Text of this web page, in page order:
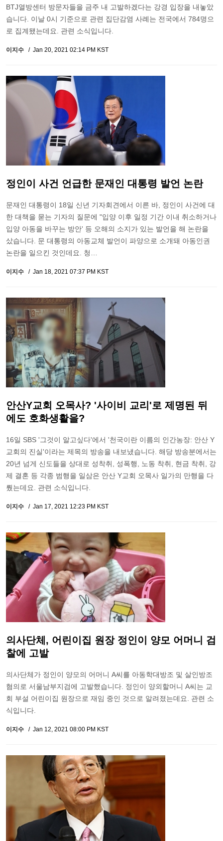
BTJ열방센터 방문자들을 금주 내 고발하겠다는 강경 입장을 내놓았
습니다. 이날 0시 기준으로 관련 집단감염 사례는 전국에서 784명으
로 집계됐는데요. 관련 소식입니다.
이지수 Jan 20, 2021 02:14 PM KST
정인이 사건 언급한 문재인 대통령 발언 논란
문재인 대통령이 18일 신년 기자회견에서 이른 바, 정인이 사건에 대
한 대책을 묻는 기자의 질문에 "입양 이후 일정 기간 이내 취소하거나
입양 아동을 바꾸는 방안' 등 오해의 소지가 있는 발언을 해 논란을
샀습니다. 문 대통령의 아동교체 발언이 파양으로 소개돼 아동인권
논란을 일으킨 것인데요. 청…
이지수 Jan 18, 2021 07:37 PM KST
안산Y교회 오목사? '사이비 교리'로 제명된 뒤
에도 호화생활을?
16일 SBS '그것이 알고싶다'에서 '천국이란 이름의 인간농장: 안산 Y
교회의 진실'이라는 제목의 방송을 내보냈습니다. 해당 방송분에서는
20년 넘게 신도들을 상대로 성착취, 성폭행, 노동 착취, 현금 착취, 강
제 결혼 등 각종 범행을 일삼은 안산 Y교회 오목사 일가의 만행을 다
뤘는데요. 관련 소식입니다.
이지수 Jan 17, 2021 12:23 PM KST
의사단체, 어린이집 원장 정인이 양모 어머니 검
찰에 고발
의사단체가 정인이 양모의 어머니 A씨를 아동학대방조 및 살인방조
혐의로 서울남부지검에 고발했습니다. 정인이 양외할머니 A씨는 교
회 부설 어린이집 원장으로 재임 중인 것으로 알려졌는데요. 관련 소
식입니다.
이지수 Jan 12, 2021 08:00 PM KST